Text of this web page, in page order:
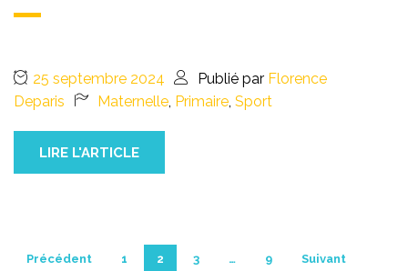
25 septembre 2024 Publié par Florence
Deparis
Maternelle, Primaire, Sport
LIRE L'ARTICLE
Précédent 1 2 3 … 9 Suivant